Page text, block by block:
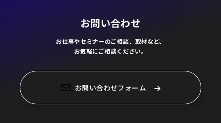
お問い合わせ
お仕事やセミナーのご相談、取材など、
お気軽にご相談ください。
お問い合わせフォーム